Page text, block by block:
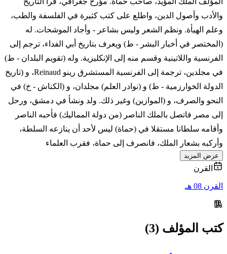
والأدب وأصول الدين، واطلع على كتب كثيرة في الفلسفة والطب،
وعلم الهيأة. ونظم الشعر وليس بشاعر - وأجاد الموشحات. له
(المختصر في أخبار البشر - ط) ويعرف بتاريخ أبي الفداء، ترجم إلى
الفرنسية واللاتينية وقسم منه إلى الإنكليزية. وله (تقويم البلدان - ط)
في مجلدين، ترجمة إلى الفرنسية المستشرق رينو Reinaud، و (تاريخ
الدولة الخوارزمية - ط) و (نوادر العلم) مجلدان، و (الكناش - خ) في
النحو والصرف، و (الموازين) وغير ذلك. ولد ونشأ في دمشق، ورحل
إلى مصر فاتصل بالملك الناصر (من دولة المماليك) فأحبه الناصر
وأقامه سلطانا مستقلا في (حماة) ليس لأحد أن ينازعه السلطة،
وأركبه بشعار الملك، فانصرف إلى حماة، فقرب العلماء
عرض المزيد
القرن
القرن 08 هـ
كتب المؤلف (3)